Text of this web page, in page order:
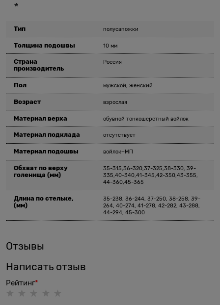
*
Тип полусапожки
Толщина подошвы 10 мм
Страна
производитель
Россия
Пол мужской, женский
Возраст взрослая
Материал верха обувной тонкошерстный войлок
Материал подклада отсутствует
Материал подошвы войлок+МП
Обхват по верху
голенища(мм)
35-315,36-320,37-325,38-330, 39-
335,40-340,41-345,42-350,43-355,
44-360,45-365
Длина по стельке,
(мм)
35-238, 36-244, 37-250, 38-258, 39-
264, 40-274, 41-278, 42-282, 43-288,
44-294, 45-300
Отзывы
Написать отзыв
Рейтинг